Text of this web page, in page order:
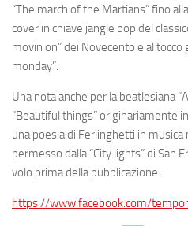
“The march of the Martians” fino
cover in chiave jangle pop del
movin on” dei Novecento e al
monday”.
Una nota anche per la beatlesiana
“Beautiful things” originariamente
una poesia di Ferlinghetti in musica
permesso dalla “City lights” di San
volo prima della pubblicazione.
https://www.facebook.com/